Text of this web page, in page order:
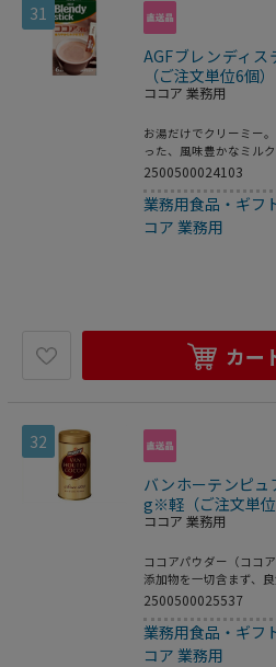
31
AGFブレンディ
（ご注文単位6個
ココア 業務用
お湯だけでクリーミー
った、風味豊かなミル
な味わいが、スティッ
2500500024103
業務用食品・ギフ
コア 業務用
カー
32
バンホーテンピ
g※軽（ご注文単位
ココア 業務用
ココアパウダー（ココ
添加物を一切含まず、
アです。
2500500025537
業務用食品・ギフ
コア 業務用